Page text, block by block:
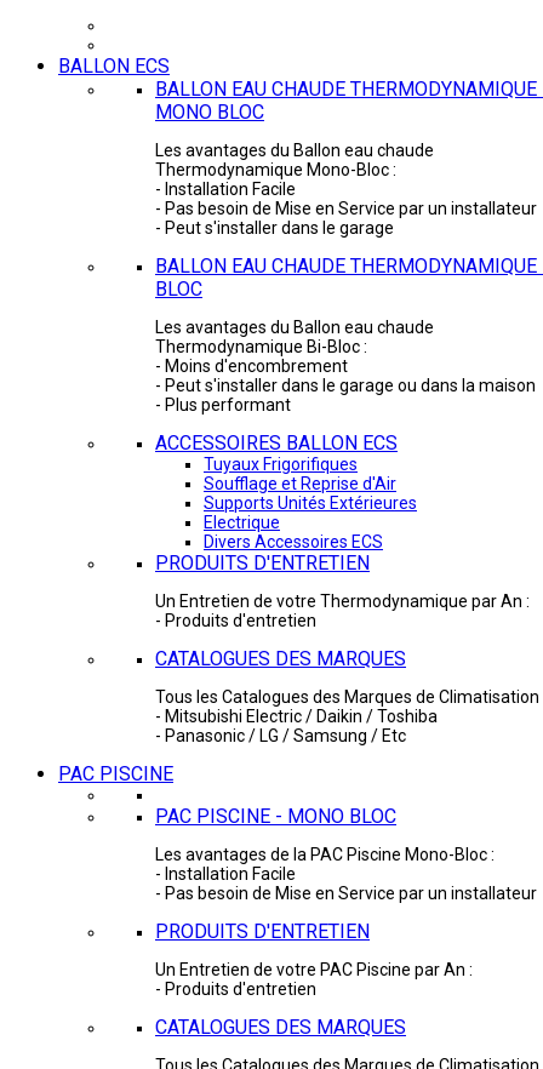
BALLON ECS
BALLON EAU CHAUDE THERMODYNAMIQUE
MONO BLOC
Les avantages du Ballon eau chaude
Thermodynamique Mono-Bloc :
- Installation Facile
- Pas besoin de Mise en Service par un installateur
- Peut s'installer dans le garage
BALLON EAU CHAUDE
BLOC
Les avantages du Ballon eau chaude
Thermodynamique Bi-Bloc :
- Moins d'encombrement
- Peut s'installer dans le garage ou dans la maison
- Plus performant
ACCESSOIRES BALLON ECS
Tuyaux Frigorifiques
Soufflage et Reprise d'Air
Supports Unités Extérieures
Electrique
Divers Accessoires ECS
PRODUITS D'ENTRETIEN
Un Entretien de votre Thermodynamique par An :
- Produits d'entretien
CATALOGUES DES MARQUES
Tous les Catalogues des Marques de Climatisation
- Mitsubishi Electric / Daikin / Toshiba
- Panasonic / LG / Samsung / Etc
PAC PISCINE
PAC PISCINE - MONO BLOC
Les avantages de la PAC Piscine Mono-Bloc :
- Installation Facile
- Pas besoin de Mise en Service par un installateur
PRODUITS D'ENTRETIEN
Un Entretien de votre PAC Piscine par An :
- Produits d'entretien
CATALOGUES DES MARQUES